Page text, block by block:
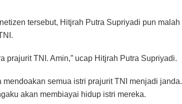
tersebut, Hitjrah Putra Supriyadi pun malah
prajurit TNI. Amin,” ucap Hitjrah Putra Supriyadi.
semua istri prajurit TNI menjadi janda.
akan membiayai hidup istri mereka.